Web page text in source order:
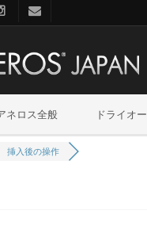
ネロス全般 ドライオ
挿入後の操作